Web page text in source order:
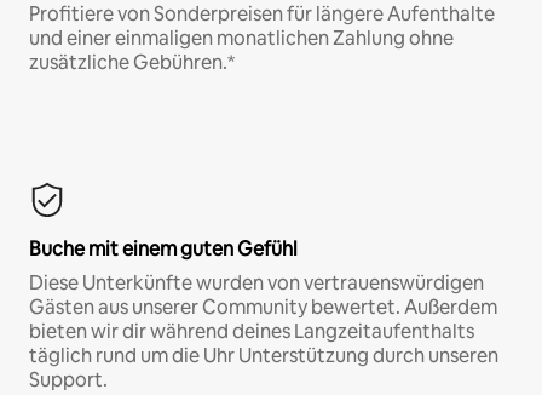
Profitiere von Sonderpreisen für längere Aufenthalte
und einer einmaligen monatlichen Zahlung ohne
zusätzliche Gebühren.*
Buche mit einem guten Gefühl
Diese Unterkünfte wurden von vertrauenswürdigen
Gästen aus unserer Community bewertet. Außerdem
bieten wir dir während deines Langzeitaufenthalts
täglich rund um die Uhr Unterstützung durch unseren
Support.